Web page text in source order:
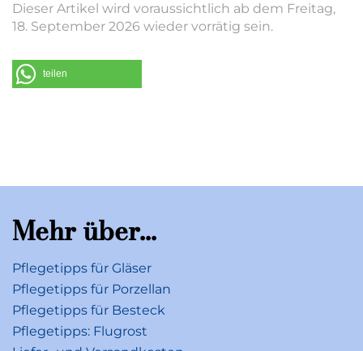
Fon +49 (0 21 32) 9 96 96-0
Fax +49 (0 21 32) 9 96 96-66
www.sander-kg.de
Dieser Artikel wird voraussichtlich ab dem Freitag,
18. September 2026 wieder vorrätig sein.
teilen
Mehr über...
Pflegetipps für Gläser
Pflegetipps für Porzellan
Pflegetipps für Besteck
Pflegetipps: Flugrost